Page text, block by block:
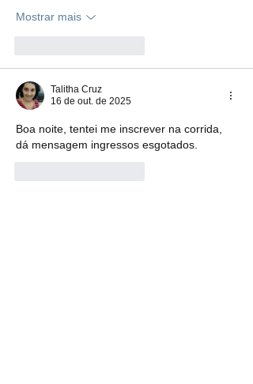
Mostrar mais
Talitha Cruz
16 de out. de 2025
Boa noite, tentei me inscrever na corrida,
dá mensagem ingressos esgotados.